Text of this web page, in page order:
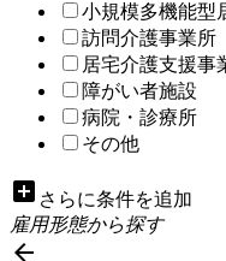
小規模多機能型
訪問介護事業所
居宅介護支援事
障がい者施設
病院・診療所
その他
add_box さらに条件を追加
雇用形態から探す
